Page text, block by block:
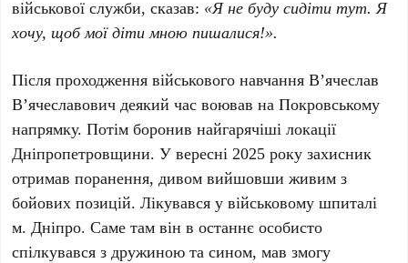
військової служби, сказав: «Я не буду сидіти тут. Я
хочу, щоб мої діти мною пишалися!».
Після проходження військового навчання В’ячеслав
В’ячеславович деякий час воював на Покровському
напрямку. Потім боронив найгарячіші локації
Дніпропетровщини. У вересні 2025 року захисник
отримав поранення, дивом вийшовши живим з
бойових позицій. Лікувався у військовому шпиталі
м. Дніпро. Саме там він в останнє особисто
спілкувався з дружиною та сином, мав змогу